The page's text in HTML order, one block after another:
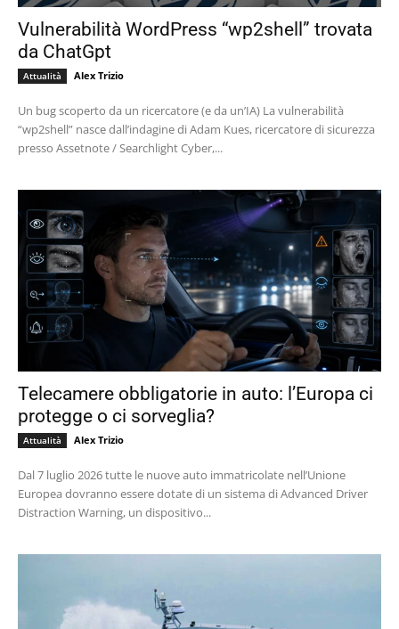
Vulnerabilità WordPress “wp2shell” trovata
da ChatGpt
Attualità Alex Trizio
Un bug scoperto da un ricercatore (e da un’IA) La vulnerabilità
“wp2shell” nasce dall’indagine di Adam Kues, ricercatore di sicurezza
presso Assetnote / Searchlight Cyber,...
Telecamere obbligatorie in auto: l’Europa ci
protegge o ci sorveglia?
Attualità Alex Trizio
Dal 7 luglio 2026 tutte le nuove auto immatricolate nell’Unione
Europea dovranno essere dotate di un sistema di Advanced Driver
Distraction Warning, un dispositivo...